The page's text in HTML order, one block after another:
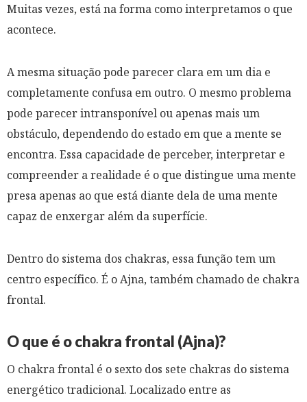
Muitas vezes, está na forma como interpretamos o que
acontece.
A mesma situação pode parecer clara em um dia e
completamente confusa em outro. O mesmo problema
pode parecer intransponível ou apenas mais um
obstáculo, dependendo do estado em que a mente se
encontra. Essa capacidade de perceber, interpretar e
compreender a realidade é o que distingue uma mente
presa apenas ao que está diante dela de uma mente
capaz de enxergar além da superfície.
Dentro do sistema dos chakras, essa função tem um
centro específico. É o Ajna, também chamado de chakra
frontal.
O que é o chakra frontal (Ajna)?
O chakra frontal é o sexto dos sete chakras do sistema
energético tradicional. Localizado entre as